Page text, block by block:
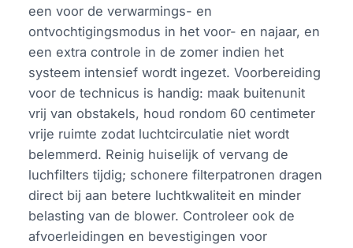
een voor de verwarmings- en
ontvochtigingsmodus in het voor- en najaar, en
een extra controle in de zomer indien het
systeem intensief wordt ingezet. Voorbereiding
voor de technicus is handig: maak buitenunit
vrij van obstakels, houd rondom 60 centimeter
vrije ruimte zodat luchtcirculatie niet wordt
belemmerd. Reinig huiselijk of vervang de
luchfilters tijdig; schonere filterpatronen dragen
direct bij aan betere luchtkwaliteit en minder
belasting van de blower. Controleer ook de
afvoerleidingen en bevestigingen voor